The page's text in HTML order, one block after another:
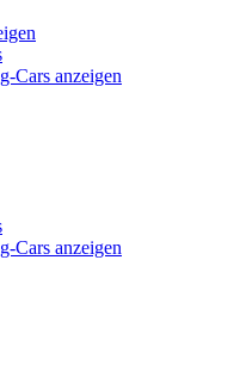
Cars anzeigen
Cars anzeigen